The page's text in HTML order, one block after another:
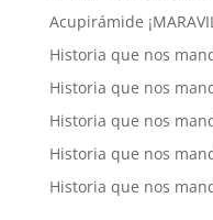
Acupirámide
Historia que nos
Historia que nos
Historia que nos
Historia que nos
Historia que nos